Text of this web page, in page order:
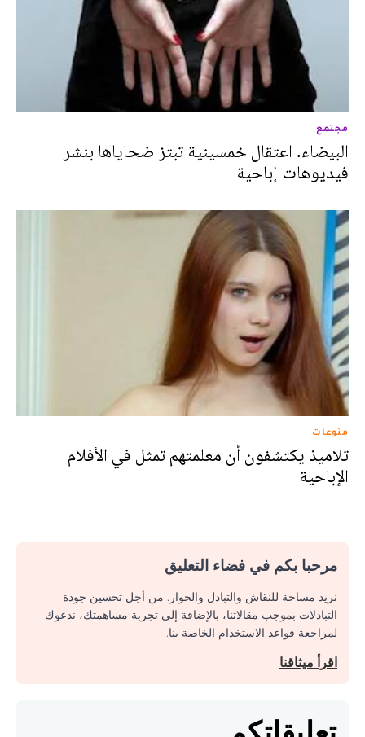
مجتمع
البيضاء. اعتقال خمسينية تبتز ضحاياها بنشر
فيديوهات إباحية
منوعات
تلاميذ يكتشفون أن معلمتهم تمثل في الأفلام
الإباحية
مرحبا بكم في فضاء التعليق
نريد مساحة للنقاش والتبادل والحوار. من أجل تحسين جودة
التبادلات بموجب مقالاتنا، بالإضافة إلى تجربة مساهمتك، ندعوك
لمراجعة قواعد الاستخدام الخاصة بنا.
اقرأ ميثاقنا